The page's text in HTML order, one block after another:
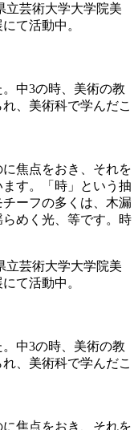
立芸術大学大学院美
て活動中。
中3の時、美術の教
、美術科で学んだこ
焦点をおき、それを
す。「時」という抽
ーフの多くは、木漏
めく光、等です。時
立芸術大学大学院美
て活動中。
中3の時、美術の教
、美術科で学んだこ
焦点をおき、それを